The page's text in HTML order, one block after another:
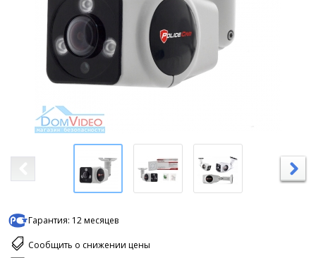
Гарантия: 12 месяцев
Сообщить о снижении цены